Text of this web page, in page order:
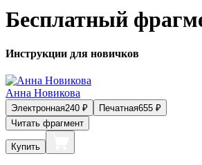
Бесплатный
Инструкции для новичков
Анна Новикова
Электронная240 ₽ Печатная655 ₽
Читать фрагмент
Купить